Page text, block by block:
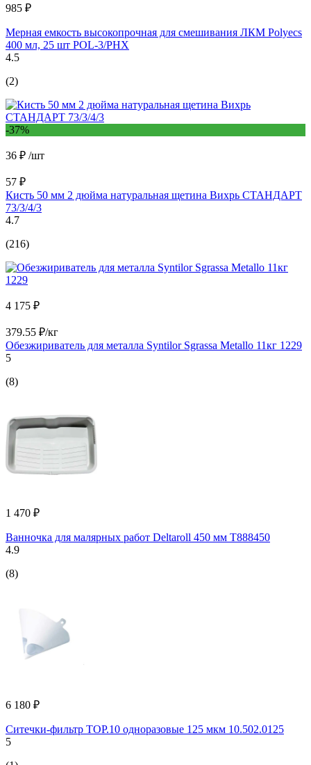
985 ₽
Мерная емкость высокопрочная для смешивания ЛКМ Polyecs
400 мл, 25 шт POL-3/PHX
4.5
(2)
-37%
36 ₽ /шт
57 ₽
Кисть 50 мм 2 дюйма натуральная щетина Вихрь СТАНДАРТ
73/3/4/3
4.7
(216)
4 175 ₽
379.55 ₽/кг
Обезжириватель для металла Syntilor Sgrassa Metallo 11кг 1229
5
(8)
1 470 ₽
Ванночка для малярных работ Deltaroll 450 мм T888450
4.9
(8)
6 180 ₽
Ситечки-фильтр TOP.10 одноразовые 125 мкм 10.502.0125
5